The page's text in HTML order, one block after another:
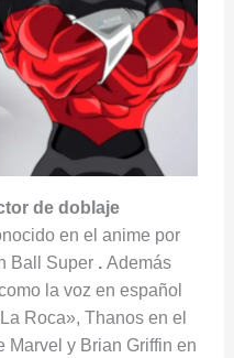
de doblaje
en el anime por
Ball Super. Además
la voz en español
Roca», Thanos en el
Marvel y Brian Griffin en